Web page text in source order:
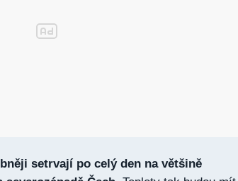
setrvají po celý den na většině